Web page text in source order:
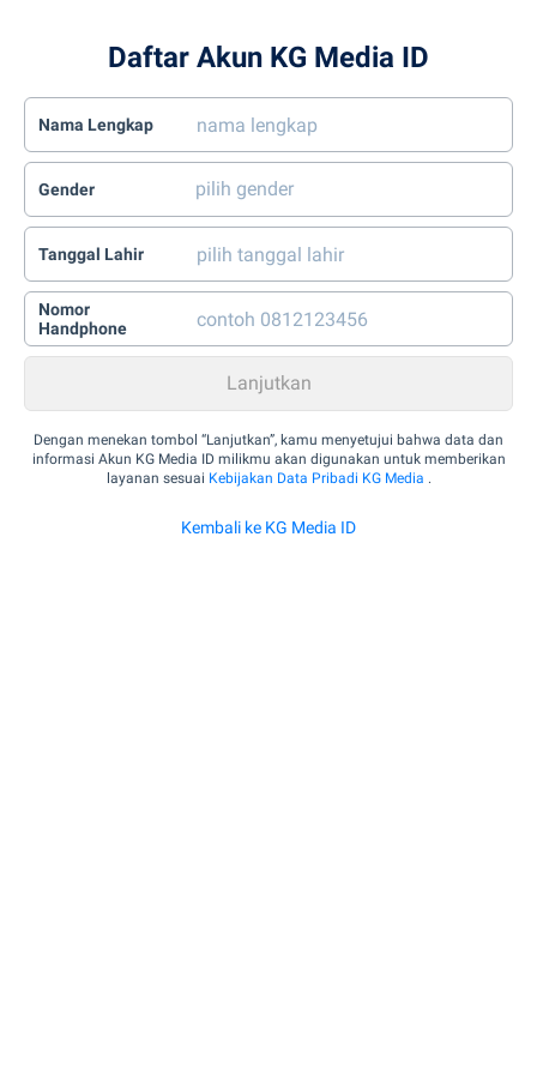
Daftar Akun KG Media ID
Nama Lengkap
Gender
Tanggal Lahir
Nomor
Handphone
Dengan menekan tombol “Lanjutkan”, kamu menyetujui bahwa data dan
informasi Akun KG Media ID milikmu akan digunakan untuk memberikan
layanan sesuai Kebijakan Data Pribadi KG Media .
Kembali ke KG Media ID